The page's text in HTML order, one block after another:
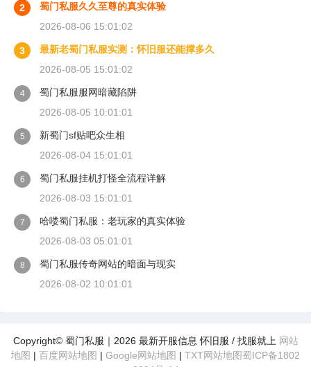
2
蜀门私服久久至尊的真实体验
2026-08-06 15:01:02
3
最新老蜀门私服实测：怀旧服还能撑多久
2026-08-05 15:01:02
4
蜀门私服服网暗藏陷阱
2026-08-05 10:01:01
5
新蜀门sf贴吧众生相
2026-08-04 15:01:01
6
蜀门私服挂机打怪全流程详解
2026-08-03 15:01:01
7
哈喽蜀门私服：老玩家的真实体验
2026-08-03 05:01:01
8
蜀门私服传奇网站的暗面与现实
2026-08-02 10:01:01
Copyright© 蜀门私服｜2026 最新开服信息 怀旧服 / 找服就上 网站
地图 | 百度网站地图 | Google网站地图 | TXT网站地图蜀ICP备1802